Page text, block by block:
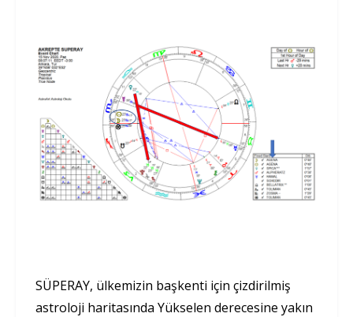
SÜPERAY, ülkemizin başkenti için çizdirilmiş
astroloji haritasında Yükselen derecesine yakın